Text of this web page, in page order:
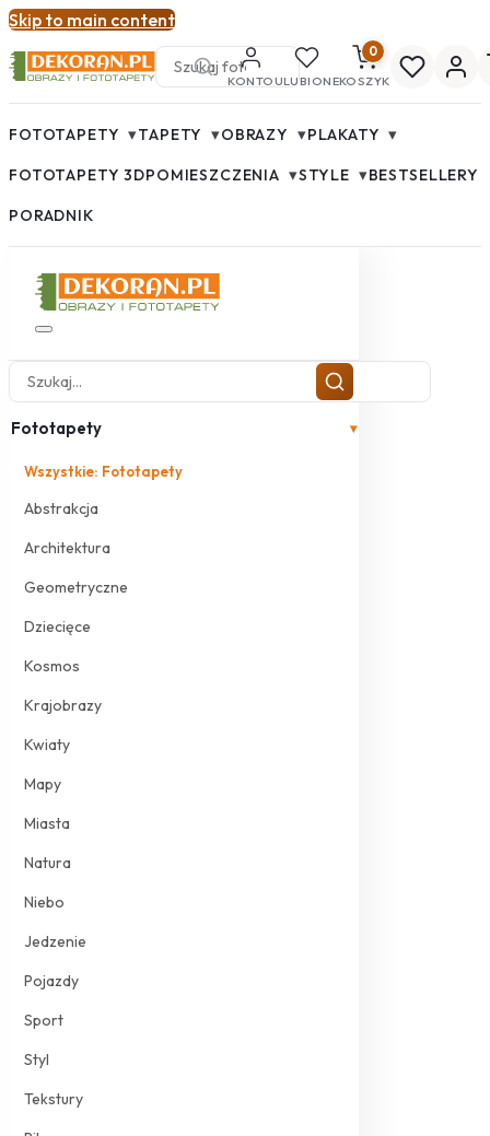
Skip to main content
KONTOULUBIONE
0
KOSZYK
FOTOTAPETY ▾TAPETY ▾OBRAZY ▾PLAKATY ▾
FOTOTAPETY 3DPOMIESZCZENIA ▾STYLE ▾BESTSELLERY
PORADNIK
Fototapety ▾
Wszystkie: Fototapety
Abstrakcja
Architektura
Geometryczne
Dziecięce
Kosmos
Krajobrazy
Kwiaty
Mapy
Miasta
Natura
Niebo
Jedzenie
Pojazdy
Sport
Styl
Tekstury